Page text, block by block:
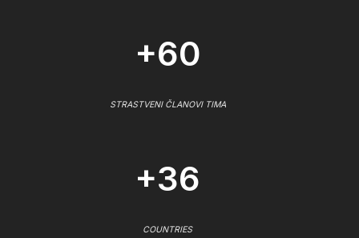
+60
STRASTVENI ČLANOVI TIMA
+36
COUNTRIES